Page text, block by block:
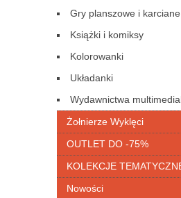
Gry planszowe i karciane
Książki i komiksy
Kolorowanki
Układanki
Wydawnictwa
Żołnierze Wyklęci
OUTLET DO -75%
KOLEKCJE
Nowości